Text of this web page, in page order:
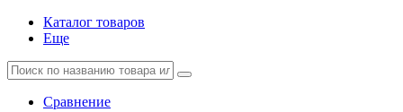
Каталог товаров
Еще
Сравнение